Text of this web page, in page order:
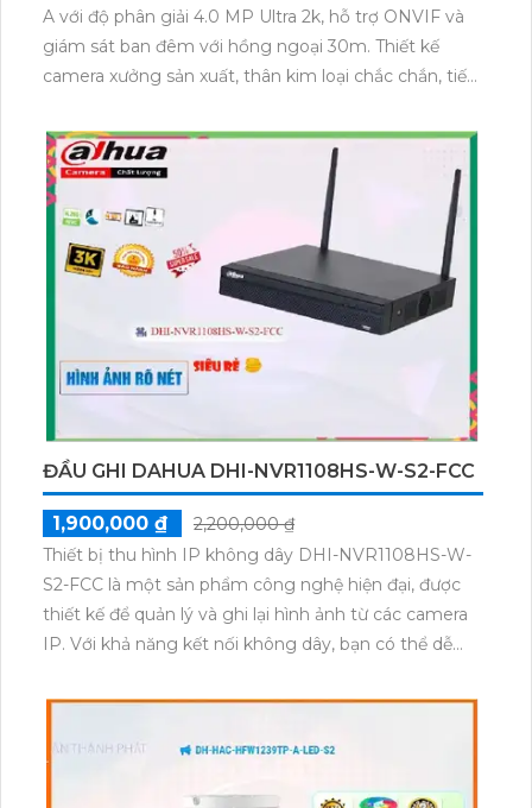
A với độ phân giải 4.0 MP Ultra 2k, hỗ trợ ONVIF và
giám sát ban đêm với hồng ngoại 30m. Thiết kế
camera xưởng sản xuất, thân kim loại chắc chắn, tiết
nghệ IP POE, hình ảnh chất lượng cao, tiêu cự cố
định 3.6mm. Camera cũng trang bị chức năng thu
âm, mang đến trải nghiệm an ninh toàn diện.Loại
camera an ninh IP POE sắc nét KX-A4001TN-A với
hình ảnh 4.0 MP, độ phân giải Ultra 2k, ONVIF, giám
sát ban đêm hồng ngoại 30m, chất lượng tốt, xưởng
sản xuất thân kim loại, tiết kiệm dung lượng với
chuẩn H.265+. Thiết kế với công nghệ IP POE, hình
ảnh chất lượng cao, tiêu cự cố định 3.6mm, chức
năng thu âm.
ĐẦU GHI DAHUA DHI-NVR1108HS-W-S2-FCC
1,900,000 ₫
2,200,000 ₫
Thiết bị thu hình IP không dây DHI-NVR1108HS-W-
S2-FCC là một sản phẩm công nghệ hiện đại, được
thiết kế để quản lý và ghi lại hình ảnh từ các camera
IP. Với khả năng kết nối không dây, bạn có thể dễ
dụng dây cáp phức tạp. Thiết bị này hỗ trợ nhiều
H.264+/H.264, đảm bảo không gian lưu trữ tối ưu và
chất lượng hình ảnh sắc nét. Đồng thời, DHI-